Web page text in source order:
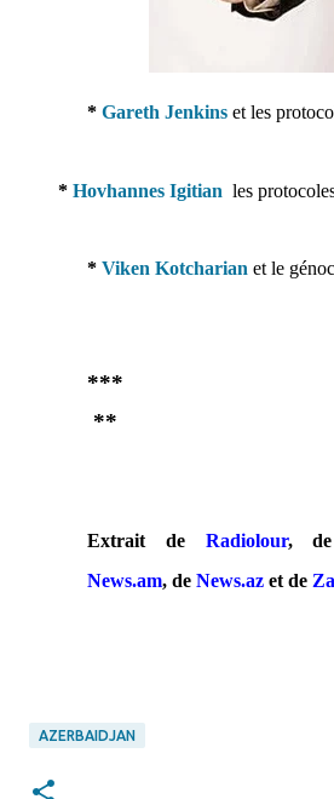
* Gareth Jenkins et les
* Hovhannes Igitian les
* Viken Kotcharian et le
***
**
Extrait de Radiolour,
News.am, de News.az et de
AZERBAIDJAN